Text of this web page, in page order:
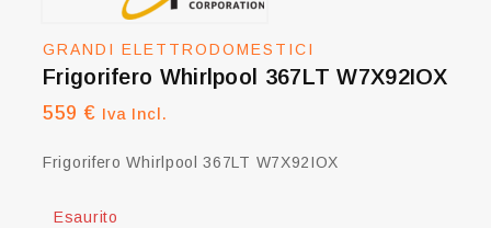
GRANDI ELETTRODOMESTICI
Frigorifero Whirlpool 367LT W7X92IOX
559 € Iva Incl.
Frigorifero Whirlpool 367LT W7X92IOX
Esaurito